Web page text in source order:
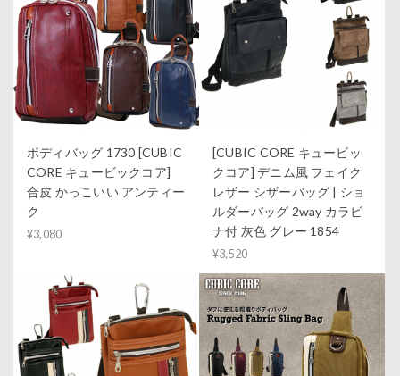
ボディバッグ 1730 [CUBIC
CORE キュービックコア]
合皮 かっこいい アンティー
ク
¥3,080
[CUBIC CORE キュービッ
クコア] デニム風 フェイク
レザー シザーバッグ | ショ
ルダーバッグ 2way カラビ
ナ付 灰色 グレー 1854
¥3,520